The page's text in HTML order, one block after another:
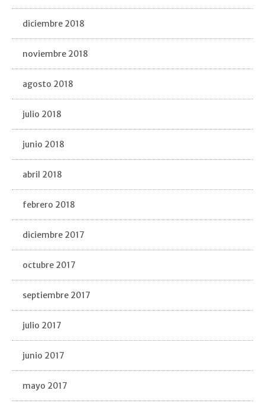
diciembre 2018
noviembre 2018
agosto 2018
julio 2018
junio 2018
abril 2018
febrero 2018
diciembre 2017
octubre 2017
septiembre 2017
julio 2017
junio 2017
mayo 2017